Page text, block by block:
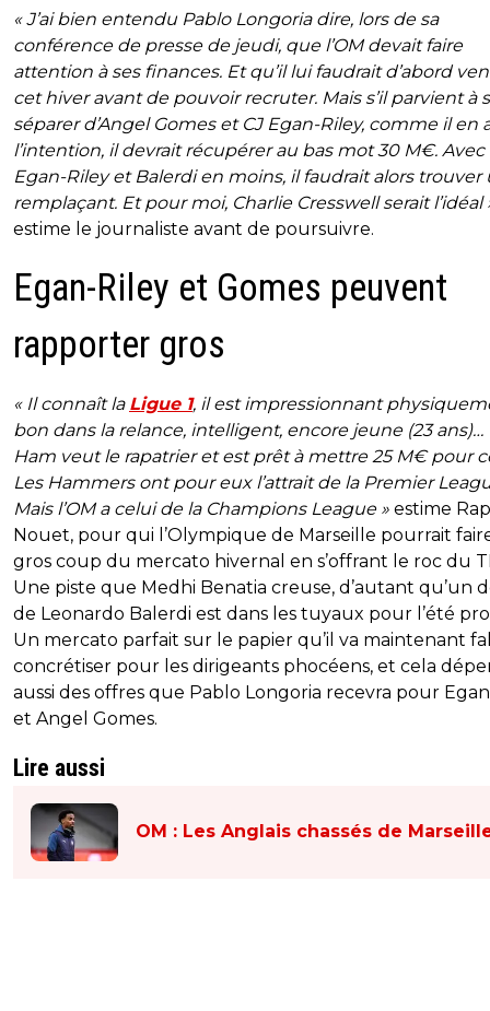
« J’ai bien entendu Pablo Longoria dire, lors de sa
conférence de presse de jeudi, que l’OM devait faire
attention à ses finances. Et qu’il lui faudrait d’abord
cet hiver avant de pouvoir recruter. Mais s’il parvient à
séparer d’Angel Gomes et CJ Egan-Riley, comme il en
l’intention, il devrait récupérer au bas mot 30 M€. Avec
Egan-Riley et Balerdi en moins, il faudrait alors trouver
remplaçant. Et pour moi, Charlie Cresswell serait l’idéal
estime le journaliste avant de poursuivre.
Egan-Riley et Gomes peuvent
rapporter gros
« Il connaît la Ligue 1, il est impressionnant
bon dans la relance, intelligent, encore jeune (23 ans)…
Ham veut le rapatrier et est prêt à mettre 25 M€ pour
Les Hammers ont pour eux l’attrait de la Premier
Mais l’OM a celui de la Champions League » estime
Nouet, pour qui l’Olympique de Marseille pourrait
gros coup du mercato hivernal en s’offrant le roc du
Une piste que Medhi Benatia creuse, d’autant qu’un
de Leonardo Balerdi est dans les tuyaux pour l’été
Un mercato parfait sur le papier qu’il va maintenant
concrétiser pour les dirigeants phocéens, et cela
aussi des offres que Pablo Longoria recevra pour
et Angel Gomes.
Lire aussi
OM : Les Anglais chassés de